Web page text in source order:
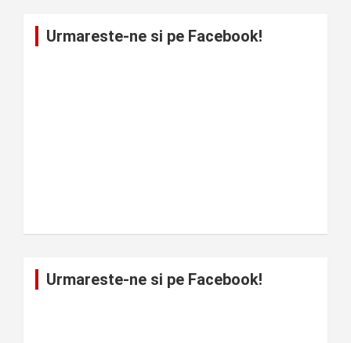
Urmareste-ne si pe Facebook!
Urmareste-ne si pe Facebook!